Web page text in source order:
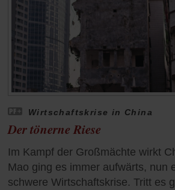
Wirtschaftskrise in China
Der tönerne Riese
Im Kampf der Großmächte wirkt
Mao ging es immer aufwärts, nun
schwere Wirtschaftskrise. Tritt es